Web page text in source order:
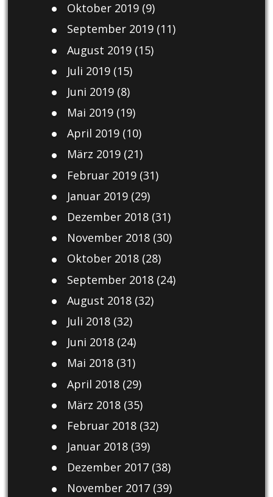
Oktober 2019(9)
September 2019(11)
August 2019(15)
Juli 2019(15)
Juni 2019(8)
Mai 2019(19)
April 2019(10)
März 2019(21)
Februar 2019(31)
Januar 2019(29)
Dezember 2018(31)
November 2018(30)
Oktober 2018(28)
September 2018(24)
August 2018(32)
Juli 2018(32)
Juni 2018(24)
Mai 2018(31)
April 2018(29)
März 2018(35)
Februar 2018(32)
Januar 2018(39)
Dezember 2017(38)
November 2017(39)